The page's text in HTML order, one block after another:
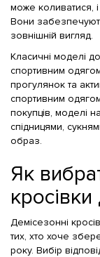
може коливатися,
Вони
зовнішній вигляд.
Класичні моделі
спортивним
прогулянок та
спортивним
покупців, моделі
спідницями,
образ.
Як
Демісезонні
тих, хто хоче
року. Вибір